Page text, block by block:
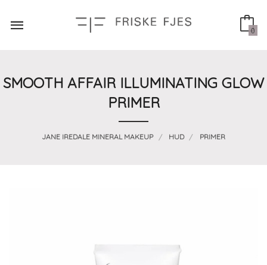
innholdet
0
SMOOTH AFFAIR ILLUMINATING GLOW
PRIMER
JANE IREDALE MINERAL MAKEUP HUD PRIMER